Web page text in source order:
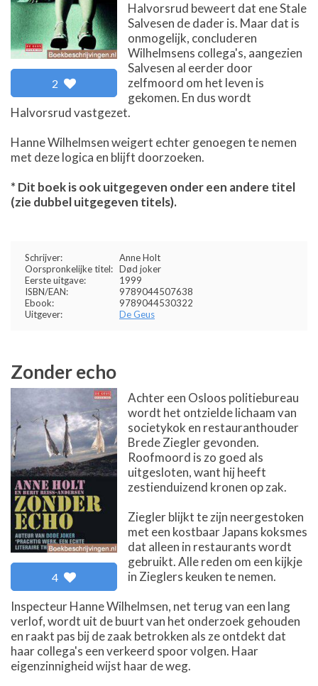
2
Halvorsrud beweert dat ene Stale
Salvesen de dader is. Maar dat is
onmogelijk, concluderen
Wilhelmsens collega's, aangezien
Salvesen al eerder door
zelfmoord om het leven is
gekomen. En dus wordt
Halvorsrud vastgezet.
Hanne Wilhelmsen weigert echter genoegen te nemen
met deze logica en blijft doorzoeken.
* Dit boek is ook uitgegeven onder een andere titel
(zie dubbel uitgegeven titels).
Schrijver:
Anne Holt
Oorspronkelijke titel: Død joker
Eerste uitgave:
1999
ISBN/EAN:
9789044507638
Ebook:
9789044530322
Uitgever:
De Geus
Zonder echo
4
Achter een Osloos politiebureau
wordt het ontzielde lichaam van
societykok en restauranthouder
Brede Ziegler gevonden.
Roofmoord is zo goed als
uitgesloten, want hij heeft
zestienduizend kronen op zak.
Ziegler blijkt te zijn neergestoken
met een kostbaar Japans koksmes
dat alleen in restaurants wordt
gebruikt. Alle reden om een kijkje
in Zieglers keuken te nemen.
Inspecteur Hanne Wilhelmsen, net terug van een lang
verlof, wordt uit de buurt van het onderzoek gehouden
en raakt pas bij de zaak betrokken als ze ontdekt dat
haar collega's een verkeerd spoor volgen. Haar
eigenzinnigheid wijst haar de weg.